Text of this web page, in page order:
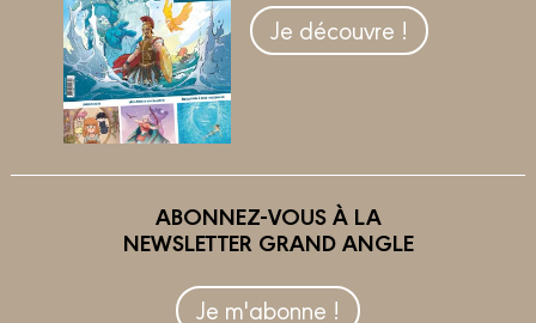
Je découvre !
ABONNEZ-VOUS À LA
NEWSLETTER GRAND ANGLE
Je m'abonne !